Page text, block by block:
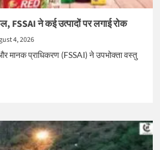
FSSAI ने कई उत्पादों पर लगाई रोक
4, 2026
और मानक प्राधिकरण (FSSAI) ने उपभोक्ता वस्तु